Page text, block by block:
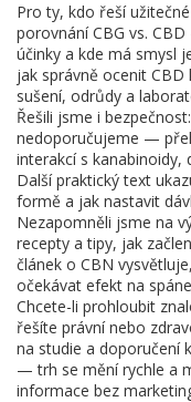
Pro ty, kdo řeší
porovnání CBG vs.
účinky a kde má smysl
jak správně ocenit
sušení, odrůdy a
Řešili jsme i
nedoporučujeme —
interakcí s kanabinoidy,
Další praktický text
formě a jak nastavit
Nezapomněli jsme na
recepty a tipy, jak
článek o CBN
očekávat efekt na
Chcete-li prohloubit
řešíte právní nebo
na studie a doporučení
— trh se mění rychle a
informace bez